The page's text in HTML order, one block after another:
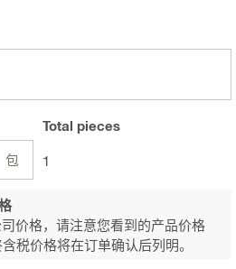
包
Total pieces
1
价格，请注意您看到的产品价格
税价格将在订单确认后列明。